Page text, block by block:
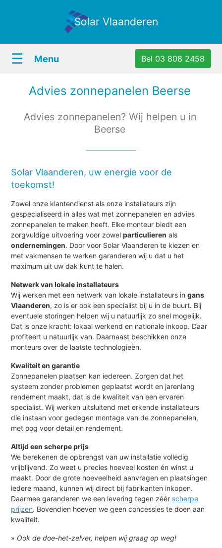
Solar Vlaanderen
☰ Menu Bel 03 808 2458
Advies zonnepanelen Beerse
Advies zonnepanelen? Wij helpen u in
Beerse
Solar Vlaanderen, uw energie voor de
toekomst!
Zowel onze klantendienst als onze installateurs zijn
gespecialiseerd in alles wat met zonnepanelen en advies
zonnepanelen te maken heeft. Elke monteur biedt een
zorgvuldige uitvoering voor zowelparticulieren als
ondernemingen. Door voor Solar Vlaanderen te kiezen en
met vakmensen te werken garanderen wij u dat u het
maximum uit uw dak kunt te halen.
Netwerk van lokale installateurs
Wij werken met een netwerk van lokale installateurs ingans
Vlaanderen, zo is er ook een specialist bij u in de buurt. Bij
eventuele storingen helpen wij u natuurlijk zo snel mogelijk.
Dat is onze kracht: lokaal werkend en nationale inkoop. Daar
profiteert u natuurlijk van. Daarnaast beschikken onze
monteurs over de laatste technologieën.
Kwaliteit en garantie
Zonnepanelen plaatsen kan iedereen. Zorgen dat het
systeem zonder problemen geplaatst wordt en jarenlang
rendement maakt, dat is de kwaliteit van een ervaren
specialist. Wij werken uitsluitend met erkende installateurs
die instaan voor gedegen montage van de zonnepanelen,
met oog voor detail en rendement.
Altijd een scherpe prijs
We berekenen de opbrengst van uw installatie volledig
vrijblijvend. Zo weet u precies hoeveel kosten én winst u
maakt. Door de grote hoeveelheid aanvragen en plaatsingen
iedere maand, kunnen wij direct bij fabrikanten inkopen.
Daarmee garanderen we een levering tegen zéér scherpe
prijzen. Bovendien hoeven we geen concessies te doen aan
kwaliteit.
» Ook de doe-het-zelver, helpen wij graag op weg!